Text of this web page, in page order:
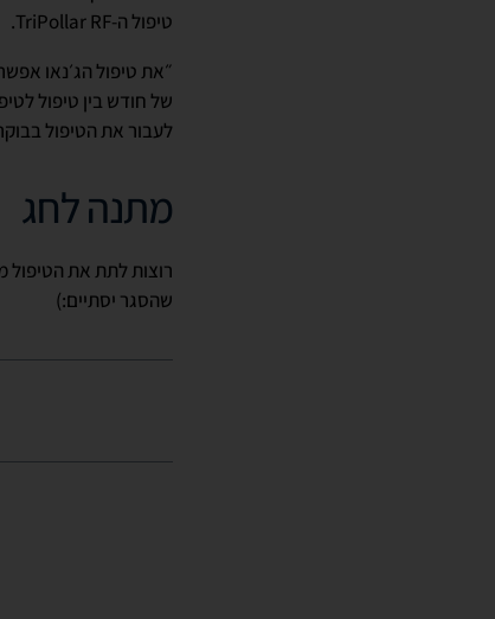
טיפול ה-TriPollar RF.
״את טיפול הג׳נאו
של חודש בין טיפול
לעבור את הטיפול
מתנה לחג
שהסגר יסתיים:)